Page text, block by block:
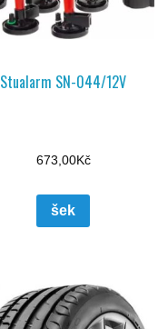
Stualarm SN-044/12V
673,00Kč
šek